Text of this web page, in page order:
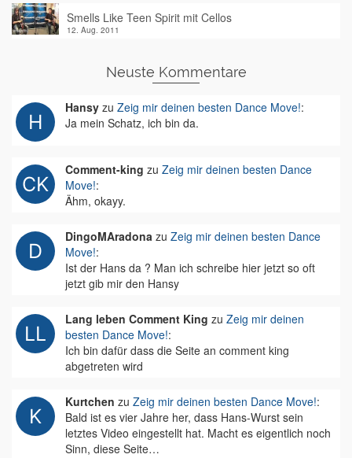
Smells Like Teen Spirit mit Cellos
12. Aug. 2011
Neuste Kommentare
Hansy zu Zeig mir deinen besten Dance Move!:
Ja mein Schatz, ich bin da.
Comment-king zu Zeig mir deinen besten Dance
Move!:
Ähm, okayy.
DingoMAradona zu Zeig mir deinen besten Dance
Move!:
Ist der Hans da ? Man ich schreibe hier jetzt so oft
jetzt gib mir den Hansy
Lang leben Comment King zu Zeig mir deinen
besten Dance Move!:
Ich bin dafür dass die Seite an comment king
abgetreten wird
Kurtchen zu Zeig mir deinen besten Dance Move!:
Bald ist es vier Jahre her, dass Hans-Wurst sein
letztes Video eingestellt hat. Macht es eigentlich noch
Sinn, diese Seite…